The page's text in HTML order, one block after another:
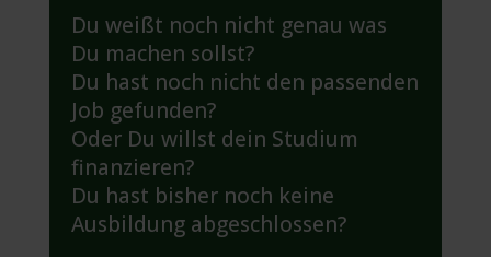
Du weißt noch nicht genau was
Du machen sollst?
Du hast noch nicht den passenden
Job gefunden?
Oder Du willst dein Studium
finanzieren?
Du hast bisher noch keine
Ausbildung abgeschlossen?